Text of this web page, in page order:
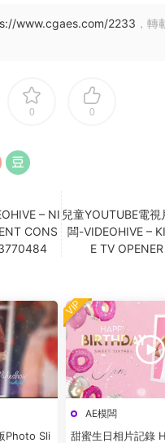
www.cgaes.com/2233 ，轉
0 0
– NI
CONS
兒童YOUTUBE電
闆-VIDEOHIVE –
E TV
Photo Sli
AE模闆
甜蜜生日相片記錄
VIP